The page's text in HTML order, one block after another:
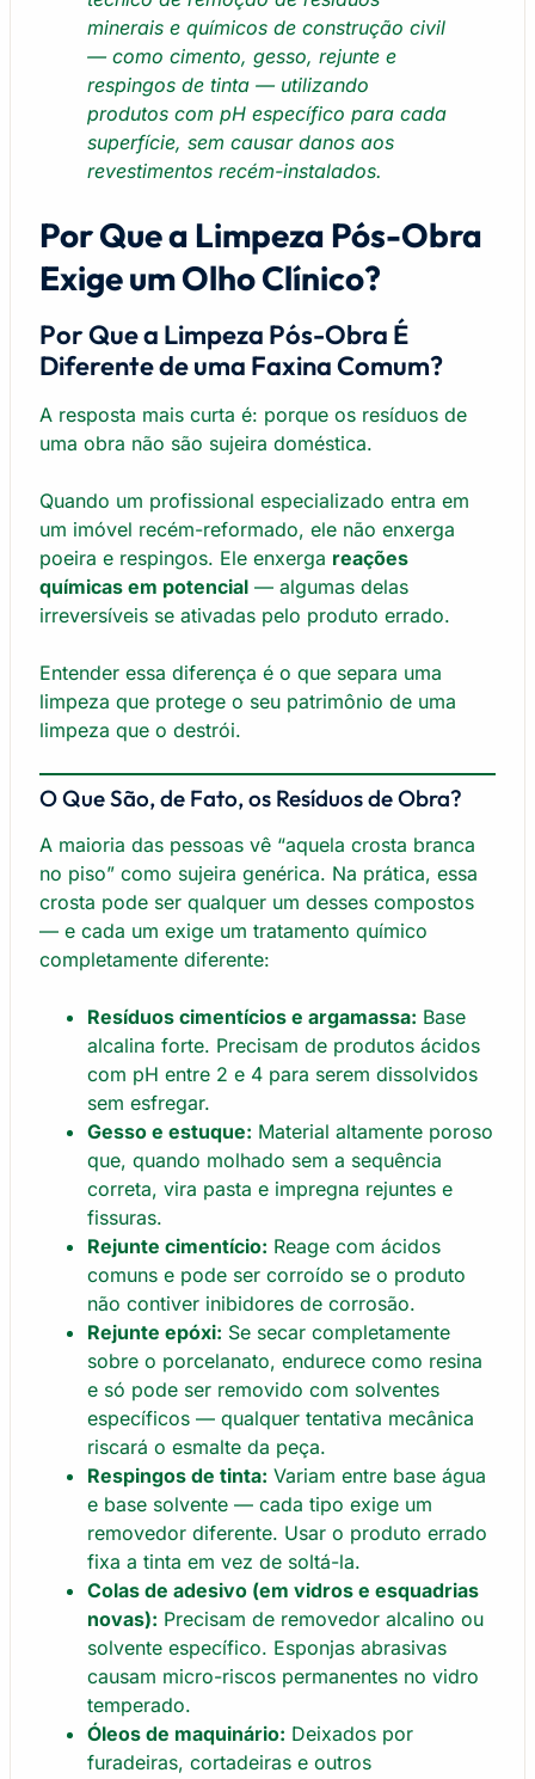
minerais e químicos de construção civil
— como cimento, gesso, rejunte e
respingos de tinta — utilizando
produtos com pH específico para cada
superfície, sem causar danos aos
revestimentos recém-instalados.
Por Que a Limpeza Pós-Obra
Exige um Olho Clínico?
Por Que a Limpeza Pós-Obra É
Diferente de uma Faxina Comum?
A resposta mais curta é: porque os resíduos de
uma obra não são sujeira doméstica.
Quando um profissional especializado entra em
um imóvel recém-reformado, ele não enxerga
poeira e respingos. Ele enxerga reações
químicas em potencial — algumas delas
irreversíveis se ativadas pelo produto errado.
Entender essa diferença é o que separa uma
limpeza que protege o seu patrimônio de uma
limpeza que o destrói.
O Que São, de Fato, os Resíduos de Obra?
A maioria das pessoas vê “aquela crosta branca
no piso” como sujeira genérica. Na prática, essa
crosta pode ser qualquer um desses compostos
— e cada um exige um tratamento químico
completamente diferente:
Resíduos cimentícios e argamassa: Base
alcalina forte. Precisam de produtos ácidos
com pH entre 2 e 4 para serem dissolvidos
sem esfregar.
Gesso e estuque: Material altamente poroso
que, quando molhado sem a sequência
correta, vira pasta e impregna rejuntes e
fissuras.
Rejunte cimentício: Reage com ácidos
comuns e pode ser corroído se o produto
não contiver inibidores de corrosão.
Rejunte epóxi: Se secar completamente
sobre o porcelanato, endurece como resina
e só pode ser removido com solventes
específicos — qualquer tentativa mecânica
riscará o esmalte da peça.
Respingos de tinta: Variam entre base água
e base solvente — cada tipo exige um
removedor diferente. Usar o produto errado
fixa a tinta em vez de soltá-la.
Colas de adesivo (em vidros e esquadrias
novas): Precisam de removedor alcalino ou
solvente específico. Esponjas abrasivas
causam micro-riscos permanentes no vidro
temperado.
Óleos de maquinário: Deixados por
furadeiras, cortadeiras e outros